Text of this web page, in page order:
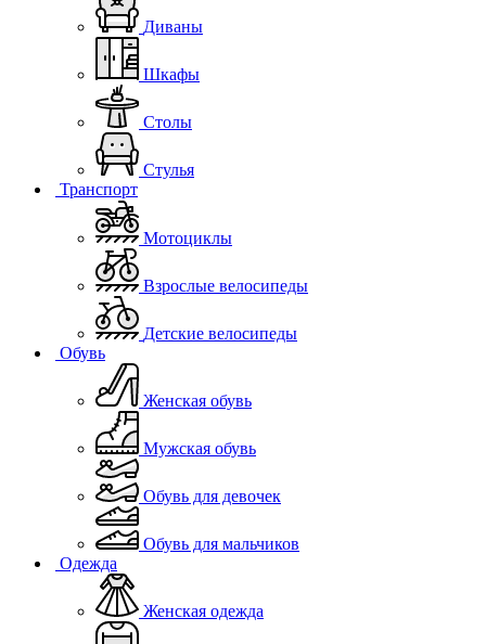
Диваны
Шкафы
Столы
Стулья
Транспорт
Мотоциклы
Взрослые велосипеды
Детские велосипеды
Обувь
Женская обувь
Мужская обувь
Обувь для девочек
Обувь для мальчиков
Одежда
Женская одежда